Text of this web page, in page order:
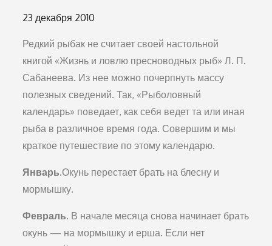
Опубликовано
23 декабря 2010
Редкий рыбак не считает своей настольной
книгой «Жизнь и ловлю пресноводных рыб» Л. П.
Сабанеева. Из нее можно почерпнуть массу
полезных сведений. Так, «Рыболовный
календарь» поведает, как себя ведет та или иная
рыба в различное время года. Совершим и мы
краткое путешествие по этому календарю.
Январь.Окунь перестает брать на блесну и
мормышку.
Февраль. В начале месяца снова начинает брать
окунь — на мормышку и ерша. Если нет